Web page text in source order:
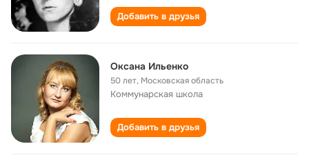
Добавить в друзья
Оксана Ильенко
50 лет, Московская область
Коммунарская школа
Добавить в друзья